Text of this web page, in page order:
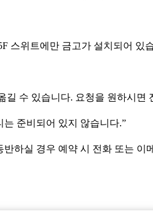
스위트에만 금고가 설치되어 있
수 있습니다. 요청을 원하시면
준비되어 있지 않습니다.”
하실 경우 예약 시 전화 또는 이